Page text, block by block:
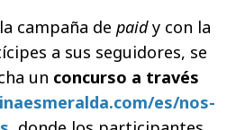
campaña de paidy con la
a sus seguidores, se
un concurso a través
es/nos-